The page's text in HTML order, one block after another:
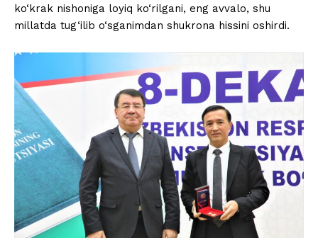
ko‘krak nishoniga loyiq ko‘rilgani, eng avvalo, shu
millatda tug‘ilib o‘sganimdan shukrona hissini oshirdi.